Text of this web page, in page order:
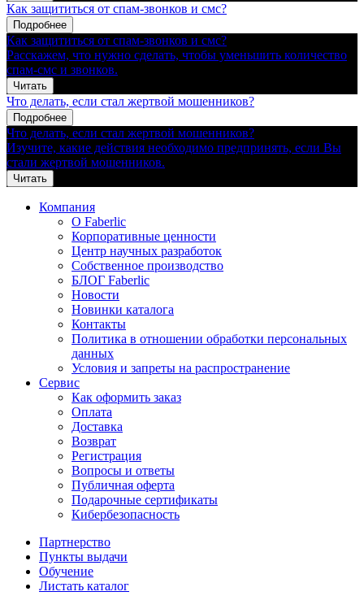
Как защититься от спам-звонков и смс?
Подробнее
Как защититься от спам-звонков и смс?
Расскажем, что нужно сделать, чтобы уменьшить количество
спам-смс и звонков.
Читать
Что делать, если стал жертвой мошенников?
Подробнее
Что делать, если стал жертвой мошенников?
Изучите, какие действия необходимо предпринять, если Вы
стали жертвой мошенников.
Читать
Компания
О Faberlic
Корпоративные ценности
Центр научных разработок
Собственное производство
БЛОГ Faberlic
Новости
Новинки каталога
Контакты
Политика в отношении обработки персональных
данных
Условия и запреты на распространение
Сервис
Как оформить заказ
Оплата
Доставка
Возврат
Регистрация
Вопросы и ответы
Публичная оферта
Подарочные сертификаты
Кибербезопасность
Партнерство
Пункты выдачи
Обучение
Листать каталог